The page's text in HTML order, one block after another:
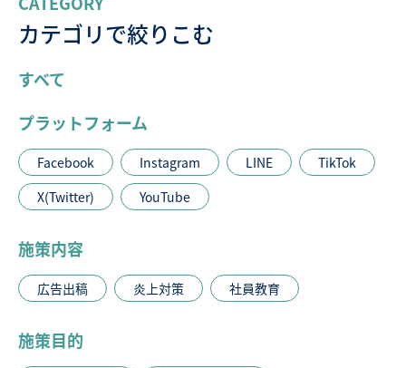
カテゴリで絞りこむ
すべて
プラットフォーム
Facebook Instagram LINE
TikTok
X(Twitter)
YouTube
施策内容
広告出稿 炎上対策 社員教育
施策目的